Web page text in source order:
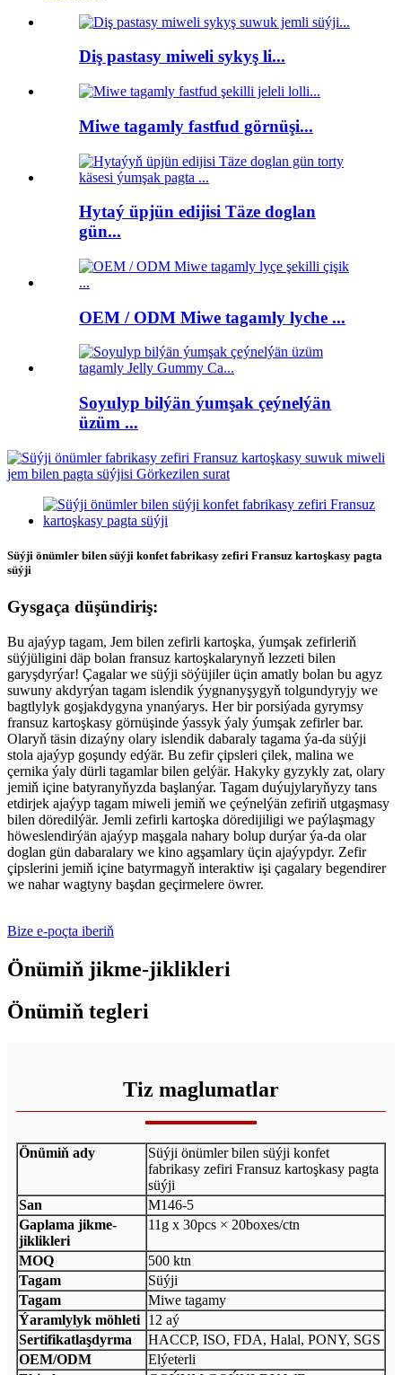
Diş pastasy miweli sykyş li...
Miwe tagamly fastfud görnüşi...
Hytaý üpjün edijisi Täze doglan
gün...
OEM / ODM Miwe tagamly lyche ...
Soyulyp bilýän ýumşak çeýnelýän
üzüm ...
Süýji önümler bilen süýji konfet fabrikasy zefiri Fransuz kartoşkasy pagta
süýji
Gysgaça düşündiriş:
Bu ajaýyp tagam, Jem bilen zefirli kartoşka, ýumşak zefirleriň
süýjüligini däp bolan fransuz kartoşkalarynyň lezzeti bilen
garyşdyrýar! Çagalar we süýji söýüjiler üçin amatly bolan bu agyz
suwuny akdyrýan tagam islendik ýygnanyşygyň tolgundyryjy we
bagtlylyk goşjakdygyna ynanýarys. Her bir porsiýada gyrymsy
fransuz kartoşkasy görnüşinde ýassyk ýaly ýumşak zefirler bar.
Olaryň täsin dizaýny olary islendik dabaraly tagama ýa-da süýji
stola ajaýyp goşundy edýär. Bu zefir çipsleri çilek, malina we
çernika ýaly dürli tagamlar bilen gelýär. Hakyky gyzykly zat, olary
jemiň içine batyranyňyzda başlanýar. Tagam duýujylaryňyzy tans
etdirjek ajaýyp tagam miweli jemiň we çeýnelýän zefiriň utgaşmasy
bilen döredilýär. Jemli zefirli kartoşka döredijiligi we paýlaşmagy
höweslendirýän ajaýyp maşgala nahary bolup durýar ýa-da olar
doglan gün dabaralary we kino agşamlary üçin ajaýypdyr. Zefir
çipslerini jemiň içine batyrmagyň interaktiw işi çagalary begendirer
we nahar wagtyny başdan geçirmelere öwrer.
Bize e-poçta iberiň
Önümiň jikme-jiklikleri
Önümiň tegleri
Tiz maglumatlar
Önümiň ady
Süýji önümler bilen süýji konfet
fabrikasy zefiri Fransuz kartoşkasy pagta
süýji
San
M146-5
Gaplama jikme-
jiklikleri
11g x 30pcs × 20boxes/ctn
MOQ
500 ktn
Tagam
Süýji
Tagam
Miwe tagamy
Ýaramlylyk möhleti 12 aý
Sertifikatlaşdyrma
HACCP, ISO, FDA, Halal, PONY, SGS
OEM/ODM
Elýeterli